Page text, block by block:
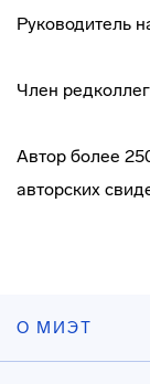
Руководитель
Член
Автор более
авторских
О МИЭТ